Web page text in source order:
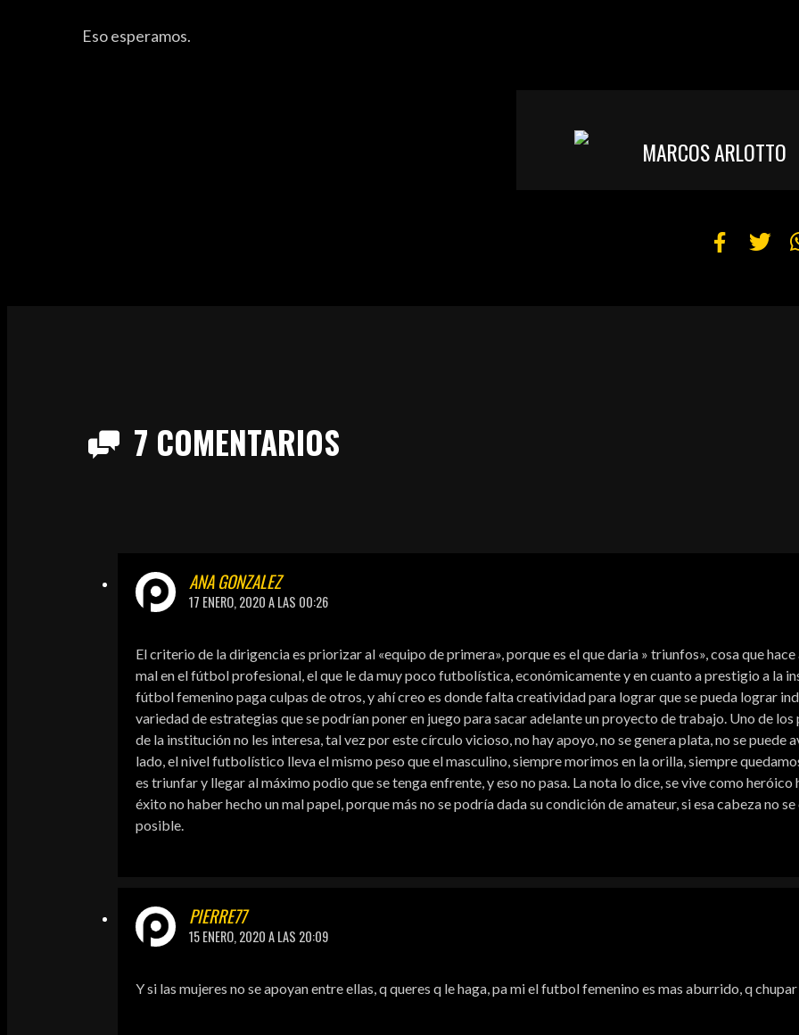
Eso esperamos.
MARCOS ARLOTTO
7 COMENTARIOS
ANA GONZALEZ
17 ENERO, 2020 A LAS 00:26
El criterio de la dirigencia es priorizar al «equipo de primera», porque es el que daria » triunfos», cosa que hace
mal en el fútbol profesional, el que le da muy poco futbolística, económicamente y en cuanto a prestigio a la
fútbol femenino paga culpas de otros, y ahí creo es donde falta creatividad para lograr que se pueda lograr
variedad de estrategias que se podrían poner en juego para sacar adelante un proyecto de trabajo. Uno de
de la institución no les interesa, tal vez por este círculo vicioso, no hay apoyo, no se genera plata, no se puede
lado, el nivel futbolístico lleva el mismo peso que el masculino, siempre morimos en la orilla, siempre
es triunfar y llegar al máximo podio que se tenga enfrente, y eso no pasa. La nota lo dice, se vive como
éxito no haber hecho un mal papel, porque más no se podría dada su condición de amateur, si esa cabeza no
posible.
PIERRE77
15 ENERO, 2020 A LAS 20:09
Y si las mujeres no se apoyan entre ellas, q queres q le haga, pa mi el futbol femenino es mas aburrido, q